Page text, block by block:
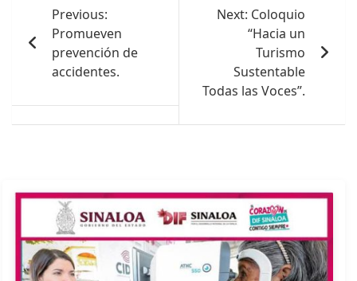
entradas
Previous:
Promueven
prevención de
accidentes.
Next: Coloquio
“Hacia un
Turismo
Sustentable
Todas las Voces”.